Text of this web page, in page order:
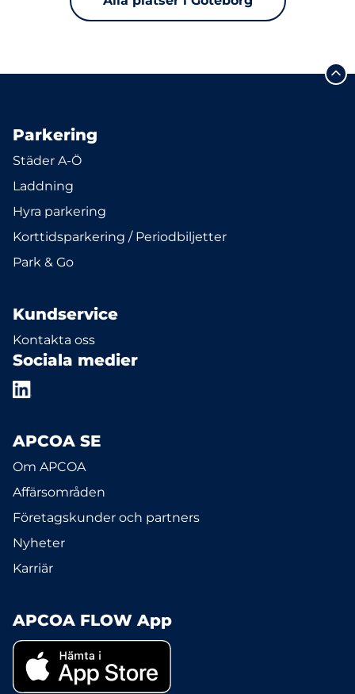
Parkering
Städer A-Ö
Laddning
Hyra parkering
Korttidsparkering / Periodbiljetter
Park & Go
Kundservice
Kontakta oss
Sociala medier
APCOA SE
Om APCOA
Affärsområden
Företagskunder och partners
Nyheter
Karriär
APCOA FLOW App